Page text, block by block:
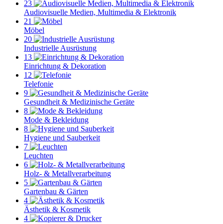
23
Audiovisuelle Medien, Multimedia & Elektronik
21
Möbel
20
Industrielle Ausrüstung
13
Einrichtung & Dekoration
12
Telefonie
9
Gesundheit & Medizinische Geräte
8
Mode & Bekleidung
8
Hygiene und Sauberkeit
7
Leuchten
6
Holz- & Metallverarbeitung
5
Gartenbau & Gärten
4
Ästhetik & Kosmetik
4